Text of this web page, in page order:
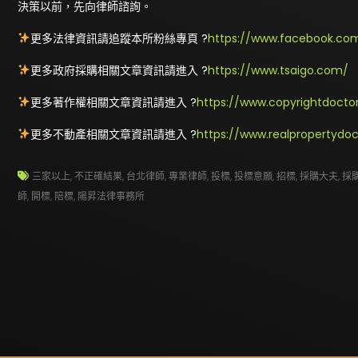
決策以前，先向律師諮詢。
更多法律資訊請追蹤本所粉絲專頁 ?https://
更多政府採購相關文章資訊請進入 ?https://www.tsaigo.com/
更多著作權相關文章資訊請進入 ?https://
更多不動產相關文章資訊請進入 ?https://
三家以上, 不正確結果, 台北律師,專業律師,投標,投標意願,招標,採購大夫,採
師, 開標, 陪標, 陽昇法律事務所